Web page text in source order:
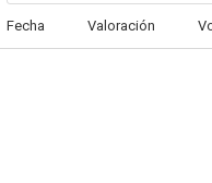
Fecha Valoración